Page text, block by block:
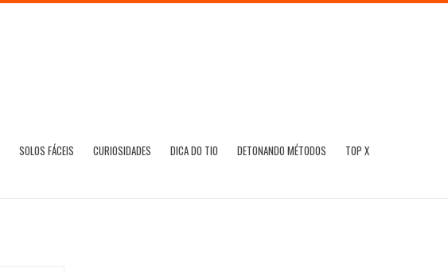
SOLOS FÁCEIS CURIOSIDADES DICA DO TIO DETONANDO MÉTODOS TOP X